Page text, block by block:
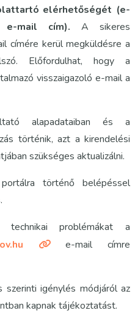
elérhetőségét (e-
mail cím). A sikeres
címére kerül megküldésre a
Előfordulhat, hogy a
visszaigazoló e-mail a
alapadataiban és a
történik, azt a kirendelési
szükséges aktualizálni.
történő belépéssel
problémákat a
e-mail címre
igénylés módjáról az
kapnak tájékoztatást.